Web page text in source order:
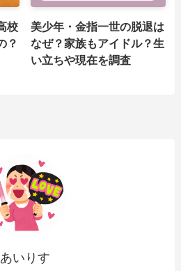
校
？
美少年・金指一世の脱退は
なぜ？家族もアイドル？生
い立ちや現在を調査
あいりす